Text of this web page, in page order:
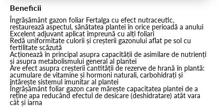
Beneficii
Îngrășământ gazon foliar Fertalga cu efect nutraceutic,
restaurează aspectul, sănătatea plantei în orice perioadă a anului
Excelent adjuvant aplicat împreună cu alți foliari
Redă uniformitate culorii și creșterii gazonului aflat pe sol cu
fertilitate scăzută
Acționează în principal asupra capacității de asimilare de nutrienți
și asupra metabolismului general al plantei
Are efect asupra creșterii cantității de rezerve de hrană în plantă:
acumulare de vitamine și hormoni naturali, carbohidrați și
întărește sistemul imunitar al plantei
Îngrășământ foliar gazon care mărește capacitatea plantei de a
reține apa reducând efectul de desicare (deshidratare) atât vara
cât și iarna